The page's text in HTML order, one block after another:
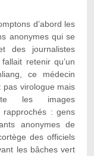
d’abord les
anonymes qui se
journalistes
retenir qu’un
ce médecin
pas virologue mais
les images
rapprochés : gens
anonymes de
des officiels
les bâches vert